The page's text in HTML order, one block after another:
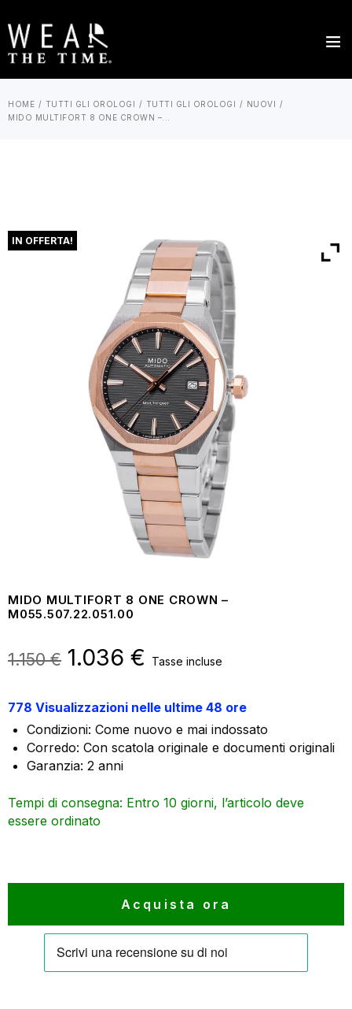
HOME TUTTI GLI OROLOGI TUTTI GLI OROLOGI
NUOVI
MIDO MULTIFORT 8 ONE CROWN –...
IN OFFERTA!
MIDO MULTIFORT 8 ONE CROWN –
M055.507.22.051.00
1.150€ Il
originale
era:
1.150 €.
1.036 € Il
attuale
è:
Tasse incluse
778 Visualizzazioni nelle ultime 48 ore
Condizioni: Come nuovo e mai indossato
Corredo: Con scatola originale e documenti originali
Garanzia: 2 anni
Tempi di consegna: Entro 10 giorni, l’articolo deve
essere ordinato
Acquista ora